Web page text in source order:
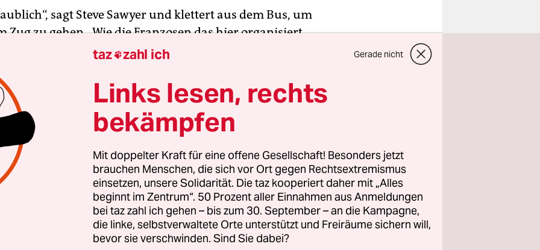
sagt Steve Sawyer und klettert aus dem Bus, um
Zug zu gehen. „Wie die Franzosen das hier organisiert
alle Achtung. Hätte ich ihnen nicht zugetraut.“ Der
wovon er spricht. Als Urgestein der Öko-Lobby hat er seit
einen Umwelt-Gipfel nach dem anderen erklommen,
heute für die Windbranche. Und oft genug
Organisation gelitten, die den guten Absichten
diametral gegenüberstand.
schon häufig geflucht. Letztes Jahr in Lima quälten sich
jeden Morgen über eine Stunde durch das
In Doha karrten uns die Gastgeber in Reisebussen
bis am Horizont als Fata Morgana das
auftauchte. In Durban ging es im laut-chaotischen,
taz zahl ich Gerade nicht
Links lesen, rechts
bekämpfen
Mit doppelter Kraft für eine offene Gesellschaft! Besonders jetzt
brauchen Menschen, die sich vor Ort gegen Rechtsextremismus
einsetzen, unsere Solidarität. Die taz kooperiert daher mit „Alles
beginnt im Zentrum“. 50 Prozent aller Einnahmen aus Anmeldungen
bei taz zahl ich gehen – bis zum 30. September – an die Kampagne,
die linke, selbstverwaltete Orte unterstützt und Freiräume sichern will,
bevor sie verschwinden. Sind Sie dabei?